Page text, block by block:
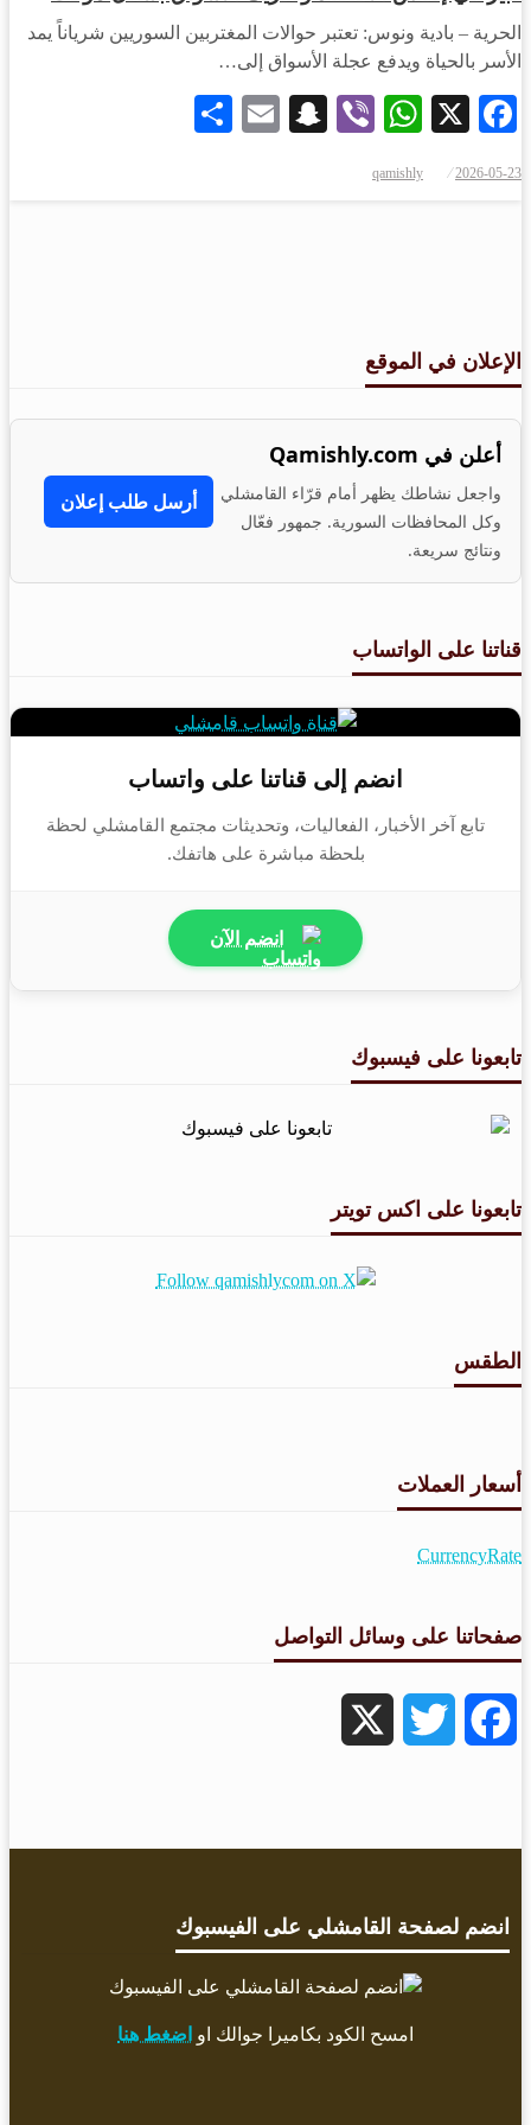
الحرية – بادية ونوس: تعتبر حوالات المغتربين السوريين شرياناً يمد
الأسر بالحياة ويدفع عجلة الأسواق إلى…
Facebook
X
WhatsApp
Viber
Snapchat
Email
2026-05-23
qamishly
الإعلان في الموقع
أعلن في Qamishly.com
واجعل نشاطك يظهر أمام قرّاء القامشلي
وكل المحافظات السورية. جمهور فعّال
ونتائج سريعة.
أرسل طلب إعلان
قناتنا على الواتساب
انضم إلى قناتنا على واتساب
تابع آخر الأخبار، الفعاليات، وتحديثات مجتمع القامشلي لحظة
بلحظة مباشرة على هاتفك.
انضم الآن
تابعونا على فيسبوك
تابعونا على اكس تويتر
الطقس
أسعار العملات
CurrencyRate
صفحاتنا على وسائل التواصل
Facebook
Twitter
انضم لصفحة القامشلي على الفيسبوك
امسح الكود بكاميرا جوالك او اضغط هنا